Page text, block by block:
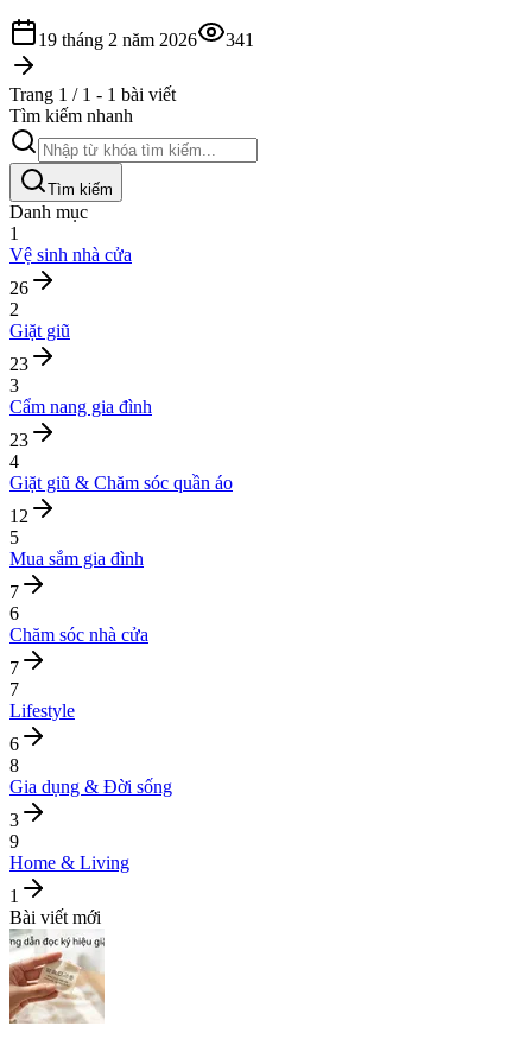
19 tháng 2 năm 2026 341
Trang 1 / 1 - 1 bài viết
Tìm kiếm nhanh
Tìm kiếm
Danh mục
1
Vệ sinh nhà cửa
26
2
Giặt giũ
23
3
Cẩm nang gia đình
23
4
Giặt giũ & Chăm sóc quần áo
12
5
Mua sắm gia đình
7
6
Chăm sóc nhà cửa
7
7
Lifestyle
6
8
Gia dụng & Đời sống
3
9
Home & Living
1
Bài viết mới